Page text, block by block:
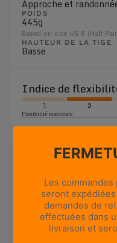
Approche et
POIDS
445g
Based on size US 8 (Half
HAUTEUR DE LA TIGE
Basse
Indice de
1 2
Flexibilité maximale
Chaussure de
structure légère, idéale
Amorti
1 2